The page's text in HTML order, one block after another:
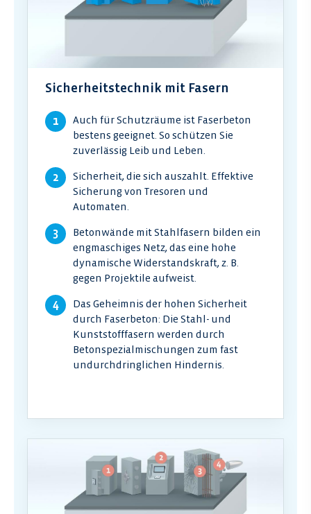
Sicherheitstechnik mit Fasern
Auch für Schutzräume ist Faserbeton
bestens geeignet. So schützen Sie
zuverlässig Leib und Leben.
Sicherheit, die sich auszahlt. Effektive
Sicherung von Tresoren und
Automaten.
Betonwände mit Stahlfasern bilden ein
engmaschiges Netz, das eine hohe
dynamische Widerstandskraft, z. B.
gegen Projektile aufweist.
Das Geheimnis der hohen Sicherheit
durch Faserbeton: Die Stahl- und
Kunststofffasern werden durch
Betonspezialmischungen zum fast
undurchdringlichen Hindernis.